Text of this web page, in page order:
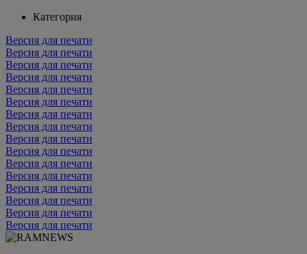
Категория
Версия для печати
Версия для печати
Версия для печати
Версия для печати
Версия для печати
Версия для печати
Версия для печати
Версия для печати
Версия для печати
Версия для печати
Версия для печати
Версия для печати
Версия для печати
Версия для печати
Версия для печати
Версия для печати